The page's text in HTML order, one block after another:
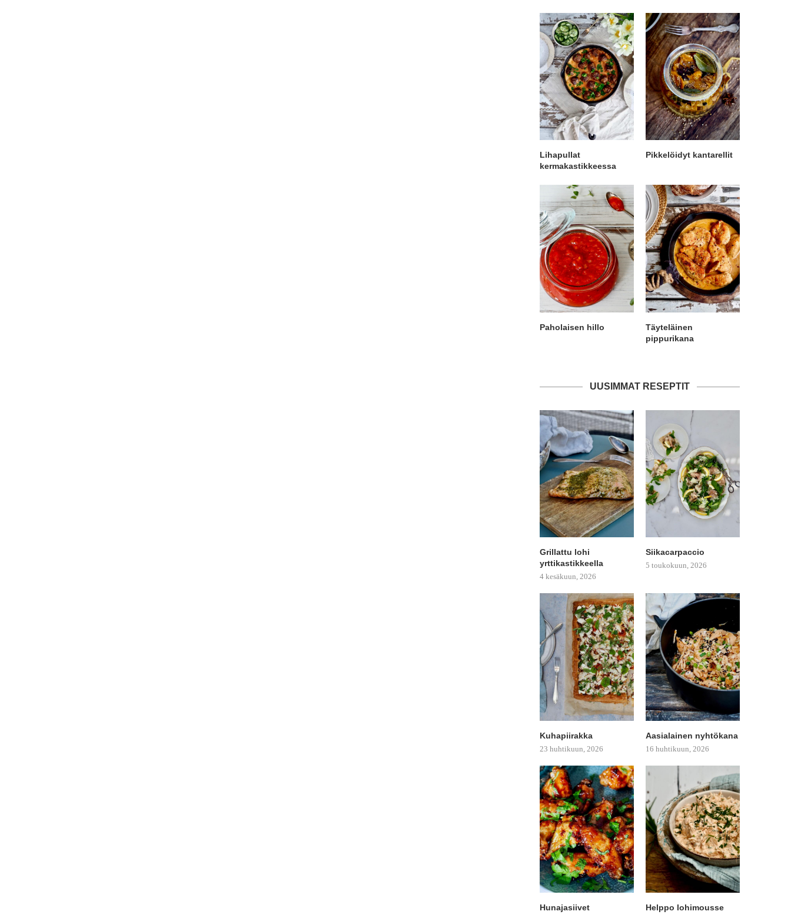
Lihapullat
kermakastikkeessa
Pikkelöidyt kantarellit
Paholaisen hillo
Täyteläinen
pippurikana
UUSIMMAT RESEPTIT
Grillattu lohi
yrttikastikkeella
4 kesäkuun, 2026
Siikacarpaccio
5 toukokuun, 2026
Kuhapiirakka
23 huhtikuun, 2026
Aasialainen nyhtökana
16 huhtikuun, 2026
Hunajasiivet Helppo lohimousse